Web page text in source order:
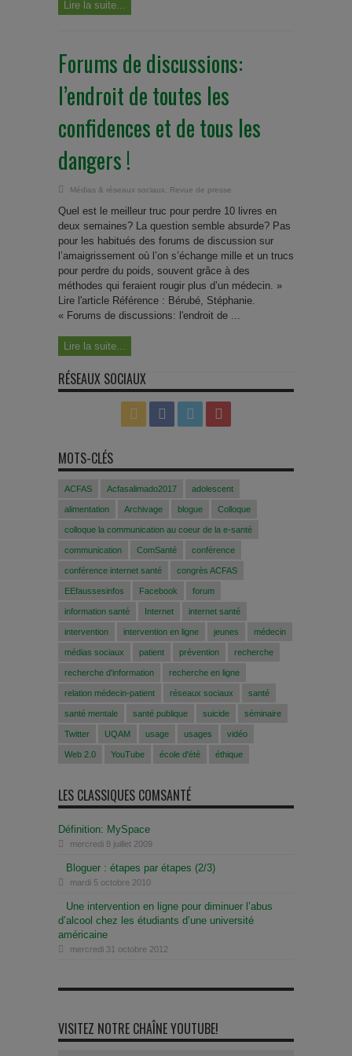
Lire la suite...
Forums de discussions:
l’endroit de toutes les
confidences et de tous les
dangers !
Médias & réseaux sociaux Revue de presse
Quel est le meilleur truc pour perdre 10 livres en
deux semaines? La question semble absurde? Pas
pour les habitués des forums de discussion sur
l’amaigrissement où l’on s’échange mille et un trucs
pour perdre du poids, souvent grâce à des
méthodes qui feraient rougir plus d’un médecin. »
Lire l'article Référence : Bérubé, Stéphanie.
« Forums de discussions: l'endroit de ...
Lire la suite...
RÉSEAUX SOCIAUX
MOTS-CLÉS
ACFAS Acfasalimado2017 adolescent
alimentation Archivage blogue Colloque
colloque la communication au coeur de la e-santé
communication ComSanté conférence
conférence internet santé congrès ACFAS
EEfaussesinfos Facebook forum
information santé Internet internet santé
intervention intervention en ligne jeunes médecin
médias sociaux patient prévention recherche
recherche d'information recherche en ligne
relation médecin-patient réseaux sociaux santé
santé mentale santé publique suicide séminaire
Twitter UQAM usage usages vidéo
Web 2.0 YouTube école d'été éthique
LES CLASSIQUES COMSANTÉ
Définition: MySpace
mercredi 8 juillet 2009
Bloguer : étapes par étapes (2/3)
mardi 5 octobre 2010
Une intervention en ligne pour diminuer l’abus
d’alcool chez les étudiants d’une université
américaine
mercredi 31 octobre 2012
VISITEZ NOTRE CHAÎNE YOUTUBE!